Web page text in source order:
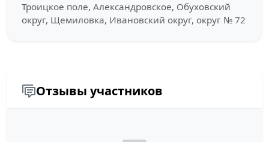
Троицкое поле, Александровское, Обуховский
округ, Щемиловка, Ивановский округ, округ № 72
Отзывы участников